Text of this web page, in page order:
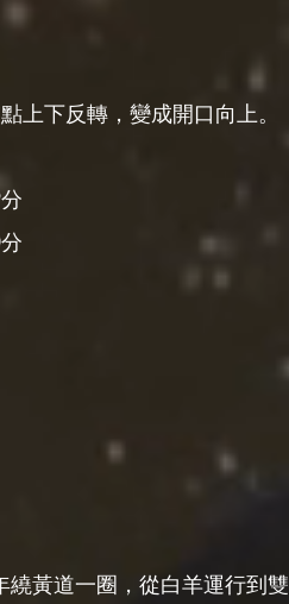
上下反轉，變成開口向上。
黃道一圈，從白羊運行到雙